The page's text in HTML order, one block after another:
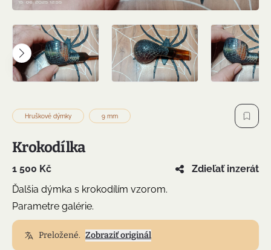
Hruškové dýmky 9 mm
Krokodílka
1 500 Kč
Zdieľať inzerát
Ďalšia dýmka s krokodílím vzorom.
Parametre galérie.
Preložené. Zobraziť originál